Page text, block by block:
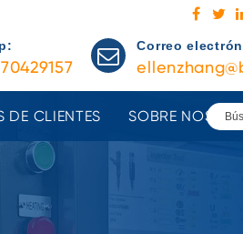
Correo
DE CLIENTES SOBRE